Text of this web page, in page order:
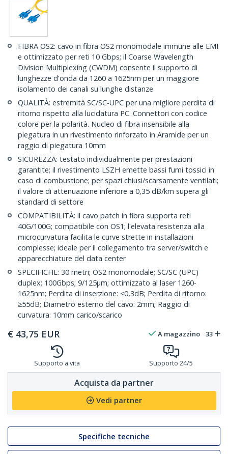
FIBRA OS2: cavo in fibra OS2 monomodale immune alle EMI
e ottimizzato per reti 10 Gbps; il Coarse Wavelength
Division Multiplexing (CWDM) consente il supporto di
lunghezze d'onda da 1260 a 1625nm per un maggiore
isolamento dei canali su lunghe distanze
QUALITÀ: estremità SC/SC-UPC per una migliore perdita di
ritorno rispetto alla lucidatura PC. Connettori con codice
colore per la polarità. Nucleo di fibra insensibile alla
piegatura in un rivestimento rinforzato in Aramide per un
raggio di piegatura 10mm
SICUREZZA: testato individualmente per prestazioni
garantite; il rivestimento LSZH emette bassi fumi tossici in
caso di combustione; per spazi chiusi/scarsamente ventilati;
il valore di attenuazione inferiore a 0,35 dB/km supera gli
standard di settore
COMPATIBILITÀ: il cavo patch in fibra supporta reti
40G/100G; compatibile con OS1; l'elevata resistenza alla
microcurvatura facilita le curve strette in installazioni
complesse; ideale per il collegamento tra server/switch e
apparecchiature del data center
SPECIFICHE: 30 metri; OS2 monomodale; SC/SC (UPC)
duplex; 100Gbps; 9/125µm; ottimizzato al laser 1260-
1625nm; Perdita di inserzione: ≤0,3dB; Perdita di ritorno:
≥55dB; Diametro esterno del cavo: 2mm; Raggio di
curvatura: 10mm carico/scarico
€ 43,75 EUR A magazzino 33
Supporto a vita Supporto 24/5
Acquista da partner
Vedi partner
Specifiche tecniche